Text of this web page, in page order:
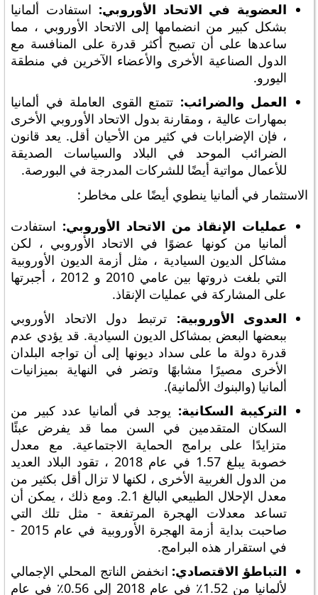
العضوية في الاتحاد الأوروبي: استفادت ألمانيا
بشكل كبير من انضمامها إلى الاتحاد الأوروبي ، مما
ساعدها على أن تصبح أكثر قدرة على المنافسة مع
الدول الصناعية الأخرى والأعضاء الآخرين في منطقة
اليورو.
العمل والضرائب: تتمتع القوى العاملة في ألمانيا
بمهارات عالية ، ومقارنة بدول الاتحاد الأوروبي الأخرى
، فإن الإضرابات في كثير من الأحيان أقل. يعد قانون
الضرائب الموحد في البلاد والسياسات الصديقة
للأعمال مواتية أيضًا للشركات المدرجة في البورصة.
الاستثمار في ألمانيا ينطوي أيضًا على مخاطر:
عمليات الإنقاذ من الاتحاد الأوروبي: استفادت
ألمانيا من كونها عضوًا في الاتحاد الأوروبي ، لكن
مشاكل الديون السيادية ، مثل أزمة الديون الأوروبية
التي بلغت ذروتها بين عامي 2010 و 2012 ، أجبرتها
على المشاركة في عمليات الإنقاذ.
العدوى الأوروبية: ترتبط دول الاتحاد الأوروبي
ببعضها البعض بمشاكل الديون السيادية. قد يؤدي عدم
قدرة دولة ما على سداد ديونها إلى أن تواجه البلدان
الأخرى مصيرًا مشابهًا وتضر في النهاية بميزانيات
ألمانيا (والبنوك الألمانية).
التركيبة السكانية: يوجد في ألمانيا عدد كبير من
السكان المتقدمين في السن مما قد يفرض عبئًا
متزايدًا على برامج الحماية الاجتماعية. مع معدل
خصوبة يبلغ 1.57 في عام 2018 ، تقود البلاد العديد
من الدول الغربية الأخرى ، لكنها لا تزال أقل بكثير من
معدل الإحلال الطبيعي البالغ 2.1. ومع ذلك ، يمكن أن
تساعد معدلات الهجرة المرتفعة - مثل تلك التي
صاحبت بداية أزمة الهجرة الأوروبية في عام 2015 -
في استقرار هذه البرامج.
التباطؤ الاقتصادي: انخفض الناتج المحلي الإجمالي
لألمانيا من 1.52٪ في عام 2018 إلى 0.56٪ في عام